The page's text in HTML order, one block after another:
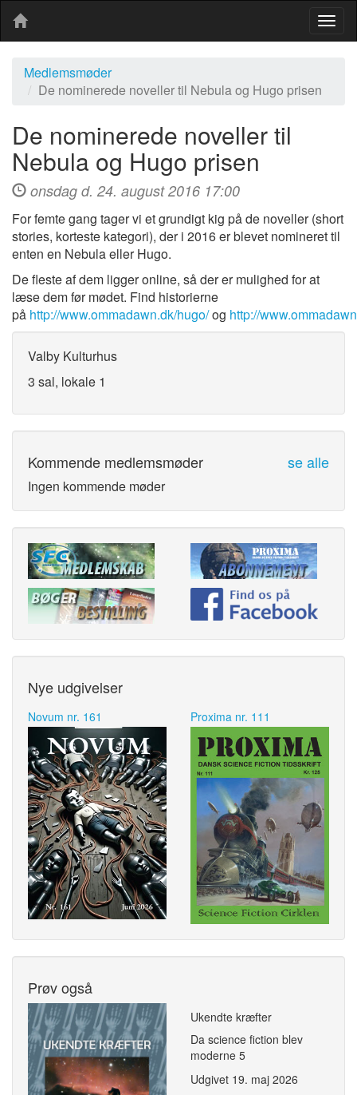
Medlemsmøder
De nominerede noveller til Nebula og Hugo prisen
De nominerede noveller til
Nebula og Hugo prisen
onsdag d. 24. august 2016 17:00
For femte gang tager vi et grundigt kig på de noveller (short
stories, korteste kategori), der i 2016 er blevet nomineret til
enten en Nebula eller Hugo.
De fleste af dem ligger online, så der er mulighed for at
læse dem før mødet. Find historierne
på http://www.ommadawn.dk/hugo/og http://
Valby Kulturhus
3 sal, lokale 1
Kommende medlemsmøder se alle
Ingen kommende møder
Nye udgivelser
Novum nr. 161 Proxima nr. 111
Prøv også
Ukendte kræfter
Da science fiction blev
moderne 5
Udgivet 19. maj 2026